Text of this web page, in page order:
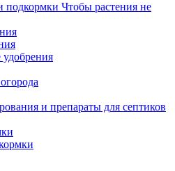
подкормки Чтобы растения не
и препараты для септиков